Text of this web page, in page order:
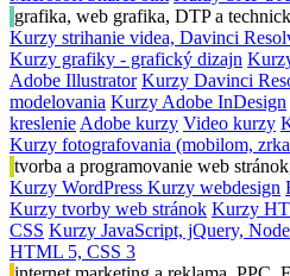
grafika, web grafika, DTP a
Kurzy strihanie videa, Davinci
Kurzy grafiky - grafický dizajn
Adobe Illustrator Kurzy Davinci
modelovania Kurzy Adobe InDesign
kreslenie Adobe kurzy Video kurzy
Kurzy fotografovania (mobilom,
tvorba a programovanie web
Kurzy WordPress Kurzy webdesign
Kurzy tvorby web stránok Kurzy
CSS Kurzy JavaScript, jQuery,
HTML 5, CSS 3